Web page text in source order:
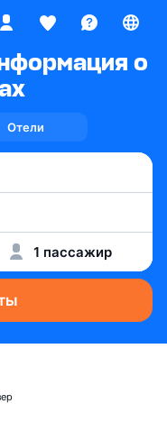
о
Отели
1 пассажир